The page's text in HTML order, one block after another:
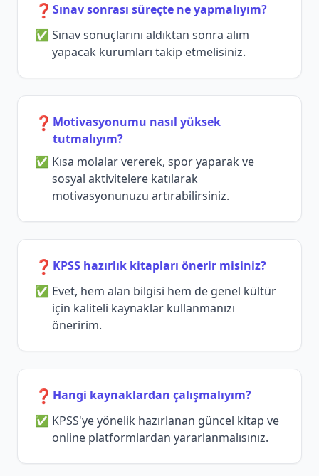
❓ Sınav sonrası süreçte ne yapmalıyım?
Sınav sonuçlarını aldıktan sonra alım
yapacak kurumları takip etmelisiniz.
❓ Motivasyonumu nasıl yüksek
tutmalıyım?
Kısa molalar vererek, spor yaparak ve
sosyal aktivitelere katılarak
motivasyonunuzu artırabilirsiniz.
❓ KPSS hazırlık kitapları önerir misiniz?
Evet, hem alan bilgisi hem de genel kültür
için kaliteli kaynaklar kullanmanızı
öneririm.
❓ Hangi kaynaklardan çalışmalıyım?
KPSS'ye yönelik hazırlanan güncel kitap ve
online platformlardan yararlanmalısınız.